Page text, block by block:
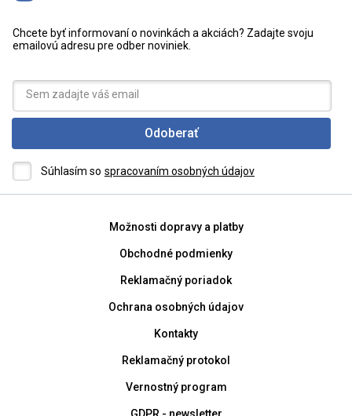
Chcete byť informovaní o novinkách a akciách? Zadajte svoju
emailovú adresu pre odber noviniek.
Odoberať
Súhlasím so spracovaním osobných údajov
Možnosti dopravy a platby
Obchodné podmienky
Reklamačný poriadok
Ochrana osobných údajov
Kontakty
Reklamačný protokol
Vernostný program